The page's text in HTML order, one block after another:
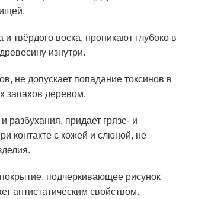
твёрдого воска, проникают глубоко в
изнутри.
не допускает попадание токсинов в
запахов деревом.
придает грязе- и
контакте с кожей и слюной, не
подчеркивающее рисунок
антистатическим свойством.